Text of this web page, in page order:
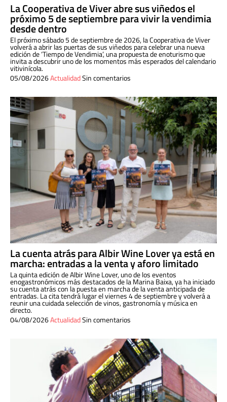
La Cooperativa de Viver abre sus viñedos el
próximo 5 de septiembre para vivir la vendimia
desde dentro
El próximo sábado 5 de septiembre de 2026, la Cooperativa de Viver
volverá a abrir las puertas de sus viñedos para celebrar una nueva
edición de ‘Tiempo de Vendimia’, una propuesta de enoturismo que
invita a descubrir uno de los momentos más esperados del calendario
vitivinícola.
05/08/2026ActualidadSin comentarios
La cuenta atrás para Albir Wine Lover ya está en
marcha: entradas a la venta y aforo limitado
La quinta edición de Albir Wine Lover, uno de los eventos
enogastronómicos más destacados de la Marina Baixa, ya ha iniciado
su cuenta atrás con la puesta en marcha de la venta anticipada de
entradas. La cita tendrá lugar el viernes 4 de septiembre y volverá a
reunir una cuidada selección de vinos, gastronomía y música en
directo.
04/08/2026ActualidadSin comentarios